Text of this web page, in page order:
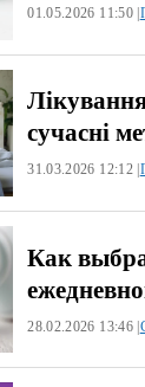
01.05.2026 11:50 |
сучасні
31.03.2026 12:12 |
Как
28.02.2026 13:46 |